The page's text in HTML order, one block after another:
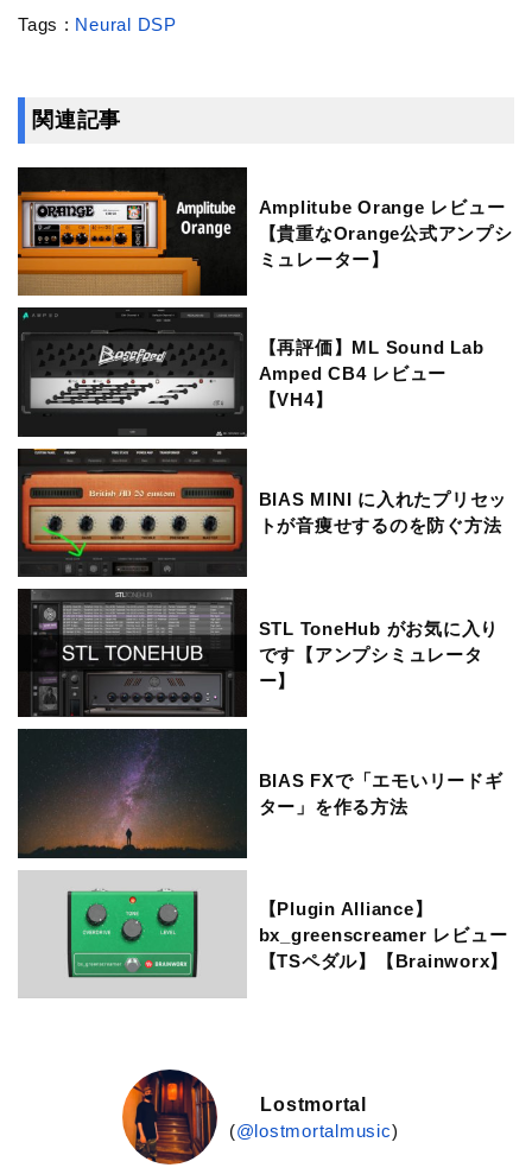
Tags : Neural DSP
関連記事
Amplitube Orange レビュー
【貴重なOrange公式アンプシ
ミュレーター】
【再評価】ML Sound Lab
Amped CB4 レビュー
【VH4】
BIAS MINI に入れたプリセッ
トが音痩せするのを防ぐ方法
STL ToneHub がお気に入り
です【アンプシミュレータ
ー】
BIAS FXで「エモいリードギ
ター」を作る方法
【Plugin Alliance】
bx_greenscreamer レビュー
【TSペダル】【Brainworx】
Lostmortal
(@lostmortalmusic)